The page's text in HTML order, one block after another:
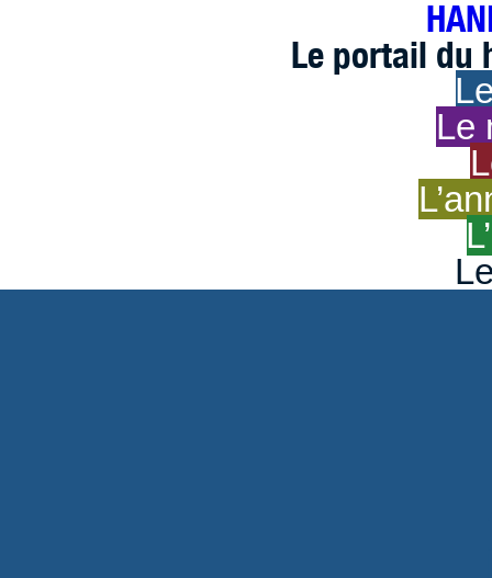
Le portail du
Le